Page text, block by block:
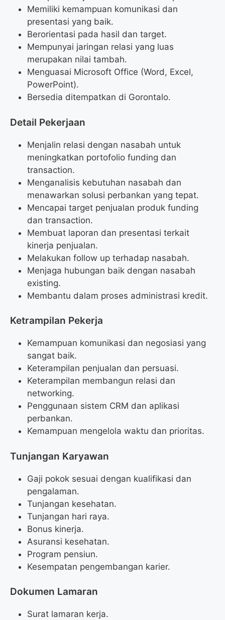
Memiliki kemampuan komunikasi dan
presentasi yang baik.
Berorientasi pada hasil dan target.
Mempunyai jaringan relasi yang luas
merupakan nilai tambah.
Menguasai Microsoft Office (Word, Excel,
PowerPoint).
Bersedia ditempatkan di Gorontalo.
Detail Pekerjaan
Menjalin relasi dengan nasabah untuk
meningkatkan portofolio funding dan
transaction.
Menganalisis kebutuhan nasabah dan
menawarkan solusi perbankan yang tepat.
Mencapai target penjualan produk funding
dan transaction.
Membuat laporan dan presentasi terkait
kinerja penjualan.
Melakukan follow up terhadap nasabah.
Menjaga hubungan baik dengan nasabah
existing.
Membantu dalam proses administrasi kredit.
Ketrampilan Pekerja
Kemampuan komunikasi dan negosiasi yang
sangat baik.
Keterampilan penjualan dan persuasi.
Keterampilan membangun relasi dan
networking.
Penggunaan sistem CRM dan aplikasi
perbankan.
Kemampuan mengelola waktu dan prioritas.
Tunjangan Karyawan
Gaji pokok sesuai dengan kualifikasi dan
pengalaman.
Tunjangan kesehatan.
Tunjangan hari raya.
Bonus kinerja.
Asuransi kesehatan.
Program pensiun.
Kesempatan pengembangan karier.
Dokumen Lamaran
Surat lamaran kerja.